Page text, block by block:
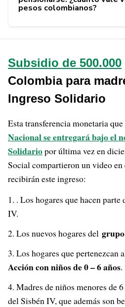
pesos colombianos?
Subsidio de 500.000
Colombia para
Ingreso Solidario
Esta transferencia monetaria
Nacional se entregará bajo el
Solidariopor última vez en
Social compartieron un video
recibirán este ingreso:
. Los hogares que hacen
IV.
Los nuevos hogares del
Los hogares que pertenezcan
Acción con niños de 0 – 6 años.
Madres de niños menores de
del Sisbén IV, que además son